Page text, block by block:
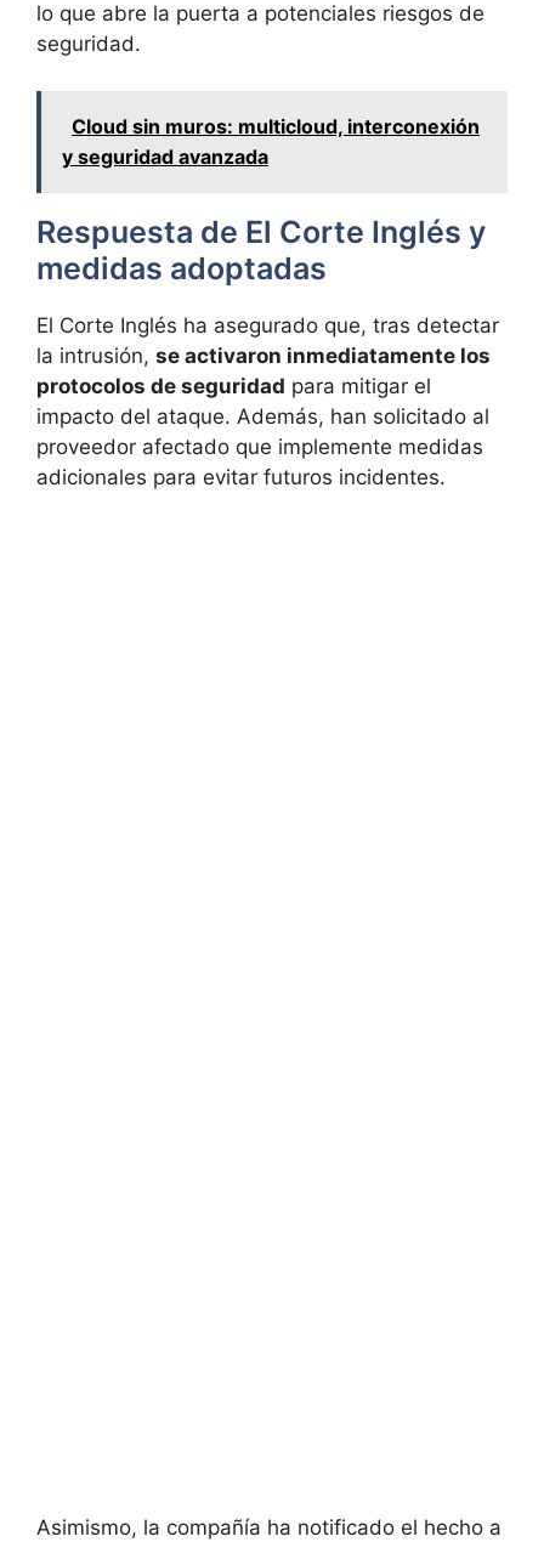
lo que abre la puerta a potenciales riesgos de
seguridad.
Cloud sin muros: multicloud, interconexión
y seguridad avanzada
Respuesta de El Corte Inglés y
medidas adoptadas
El Corte Inglés ha asegurado que, tras detectar
la intrusión, se activaron inmediatamente los
protocolos de seguridad para mitigar el
impacto del ataque. Además, han solicitado al
proveedor afectado que implemente medidas
adicionales para evitar futuros incidentes.
Asimismo, la compañía ha notificado el hecho a